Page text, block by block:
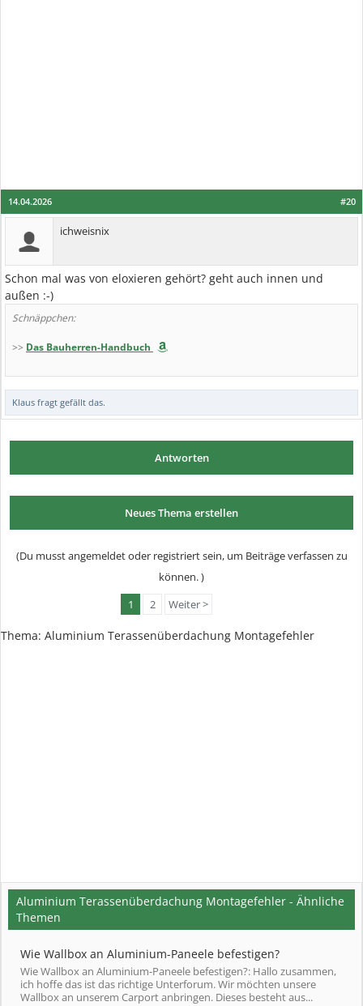
#20
14.04.2026
ichweisnix
Schon mal was von eloxieren gehört? geht auch innen und
außen :-)
Schnäppchen:
>> Das Bauherren-Handbuch
Klaus fragt gefällt das.
Antworten
Neues Thema erstellen
(Du musst angemeldet oder registriert sein, um Beiträge verfassen zu
können. )
1
2 Weiter >
Thema: Aluminium Terassenüberdachung Montagefehler
Aluminium Terassenüberdachung Montagefehler - Ähnliche
Themen
Wie Wallbox an Aluminium-Paneele befestigen?
Wie Wallbox an Aluminium-Paneele befestigen?: Hallo zusammen,
ich hoffe das ist das richtige Unterforum. Wir möchten unsere
Wallbox an unserem Carport anbringen. Dieses besteht aus...